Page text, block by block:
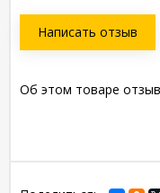
Написать отзыв
Об этом товаре